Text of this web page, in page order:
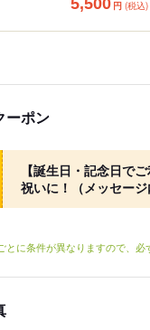
5,500 円 (税込)
ーポン
クーポン
【誕生日・記念日で
祝いに！（メッセージ
とに条件が異なりますので、必